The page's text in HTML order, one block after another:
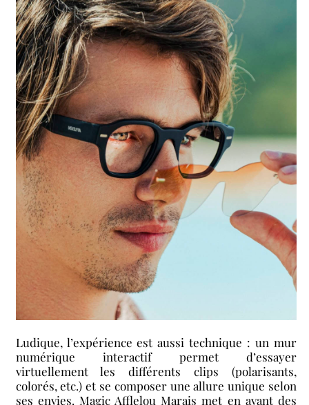
Ludique, l’expérience est aussi technique : un mur
numérique interactif permet d’essayer
virtuellement les différents clips (polarisants,
colorés, etc.) et se composer une allure unique selon
ses envies. Magic Afflelou Marais met en avant des